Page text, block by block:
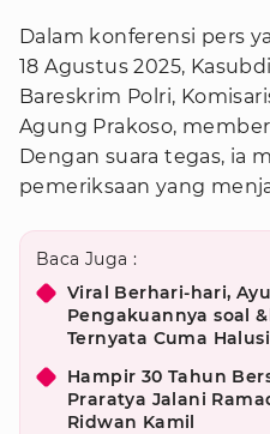
Dalam konferensi pers
18 Agustus 2025,
Bareskrim Polri,
Agung Prakoso,
Dengan suara tegas, ia
pemeriksaan yang
Baca Juga :
Viral Berhari-hari,
Pengakuannya soal
Ternyata Cuma
Hampir 30 Tahun
Praratya Jalani
Ridwan Kamil